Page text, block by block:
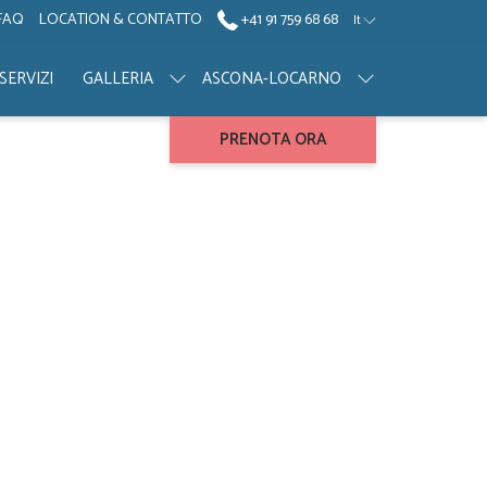
LOCATION & CONTATTO +41 91 759 68 68 It
SERVIZI GALLERIA ASCONA-LOCARNO
PRENOTA ORA